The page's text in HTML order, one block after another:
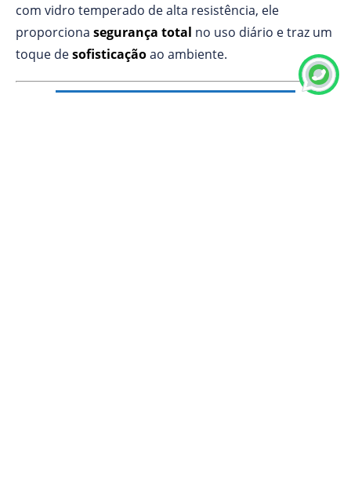
com vidro temperado de alta resistência, ele
proporciona segurança total no uso diário e traz um
toque desofisticaçãoao ambiente.